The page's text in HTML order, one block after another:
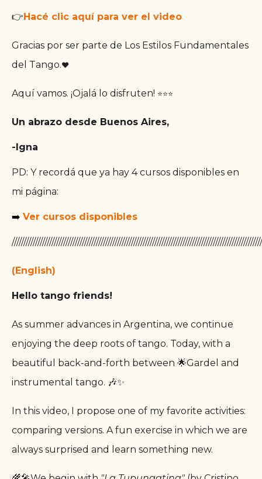
👉Hacé clic aquí para ver el video
Gracias por ser parte de Los Estilos Fundamentales
del Tango.❤️
Aquí vamos. ¡Ojalá lo disfruten! ⭐⭐⭐
Un abrazo desde Buenos Aires,
-Igna
PD: Y recordá que ya hay 4 cursos disponibles en
mi página:
➡️ Ver cursos disponibles
(English)
Hello tango friends!
As summer advances in Argentina, we continue
enjoying the deep roots of tango. Today, with a
beautiful back-and-forth between 🌟Gardel and
instrumental tango. 🎶✨
In this video, I propose one of my favorite activities:
comparing versions. A fun exercise in which we are
always surprised and learn something new.